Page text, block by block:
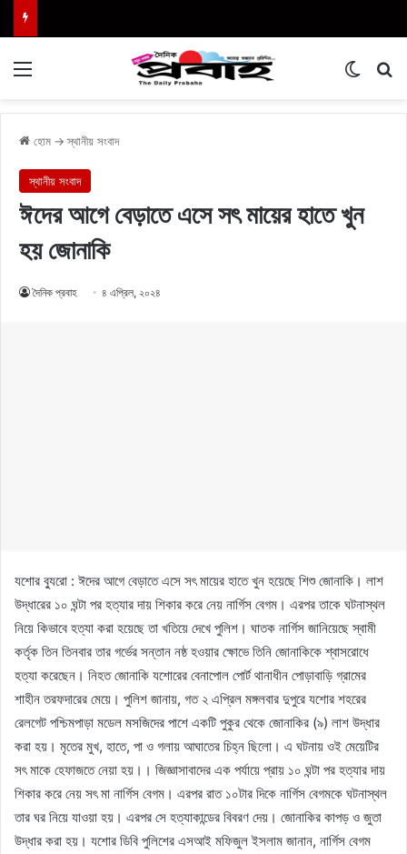
হোম → স্থানীয় সংবাদ
স্থানীয় সংবাদ
ঈদের আগে বেড়াতে এসে সৎ মায়ের হাতে খুন
হয় জোনাকি
দৈনিক প্রবাহ ৪ এপ্রিল, ২০২৪
যশোর ব্যুরো : ঈদের আগে বেড়াতে এসে সৎ মায়ের হাতে খুন হয়েছে শিশু জোনাকি। লাশ
উদ্ধারের ১০ ঘন্টা পর হত্যার দায় শিকার করে নেয় নার্গিস বেগম। এরপর তাকে ঘটনাস্থল
নিয়ে কিভাবে হত্যা করা হয়েছে তা খতিয়ে দেখে পুলিশ। ঘাতক নার্গিস জানিয়েছে স্বামী
কর্তৃক তিন তিনবার তার গর্ভের সন্তান নষ্ঠ হওয়ার ক্ষোভে তিনি জোনাকিকে শ্বাসরোধে
হত্যা করেছেন। নিহত জোনাকি যশোরের বেনাপোল পোর্ট থানাধীন পোড়াবাড়ি গ্রামের
শাহীন তরফদারের মেয়ে। পুলিশ জানায়, গত ২ এপ্রিল মঙ্গলবার দুপুরে যশোর শহরের
রেলগেট পশ্চিমপাড়া মডেল মসজিদের পাশে একটি পুকুর থেকে জোনাকির (৯) লাশ উদ্ধার
করা হয়। মৃতের মুখ, হাতে, পা ও গলায় আঘাতের চিহ্ন ছিলো। এ ঘটনায় ওই মেয়েটির
সৎ মাকে হেফাজতে নেয়া হয়।। জিজ্ঞাসাবাদের এক পর্যায়ে প্রায় ১০ ঘন্টা পর হত্যার দায়
শিকার করে নেয় সৎ মা নার্গিস বেগম। এরপর রাত ১০টার দিকে নার্গিস বেগমকে ঘটনাস্থল
তার ঘর নিয়ে যাওয়া হয়। এরপর সে হত্যাকান্ডের বিবরণ দেয়। জোনাকির কাপড় ও জুতা
উদ্ধার করা হয়। যশোর ডিবি পুলিশের এসআই মফিজুল ইসলাম জানান, নার্গিস বেগম